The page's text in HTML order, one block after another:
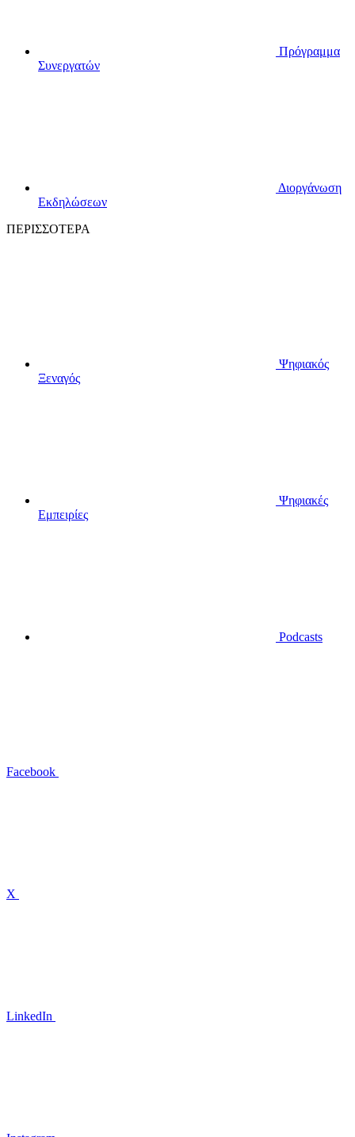
Πρόγραμμα
Συνεργατών
Διοργάνωση
Εκδηλώσεων
ΠΕΡΙΣΣΟΤΕΡΑ
Ψηφιακός
Ξεναγός
Ψηφιακές
Εμπειρίες
Podcasts
Facebook
X
LinkedIn